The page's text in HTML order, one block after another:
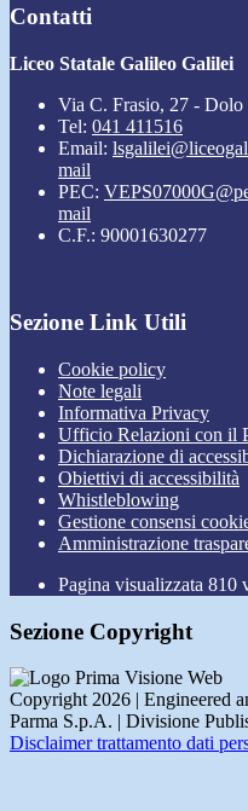
Contatti
Liceo Statale Galileo Galilei
Via C. Frasio, 27 -
Tel: 041 411516
Email:
mail
PEC:
mail
C.F.: 90001630277
Sezione Link Utili
Cookie policy
Note legali
Informativa Privacy
Ufficio Relazioni con il
Dichiarazione di
Obiettivi di accessibilità
Whistleblowing
Gestione consensi
Amministrazione
Pagina visualizzata 810
Sezione Copyright
Copyright 2026 | Engineered
Parma S.p.A. | Divisione
Disclaimer trattamento dati